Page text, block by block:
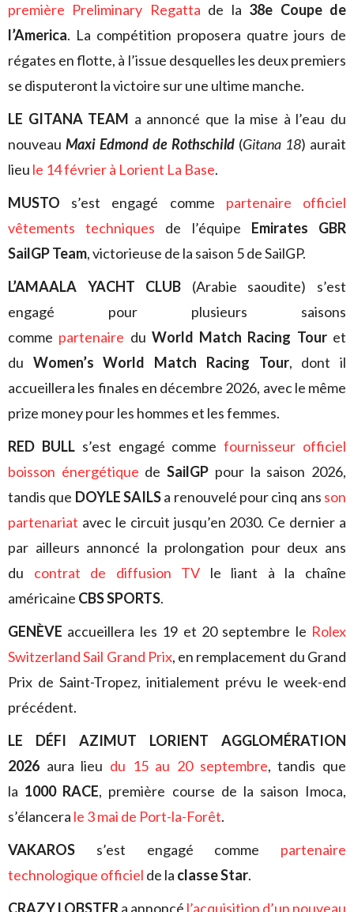
première Preliminary Regatta de la 38e Coupe de
l’America. La compétition proposera quatre jours de
régates en flotte, à l’issue desquelles les deux premiers
se disputeront la victoire sur une ultime manche.
LE GITANA TEAM a annoncé que la mise à l’eau du
nouveau Maxi Edmond de Rothschild (Gitana 18) aurait
lieu le 14 février à Lorient La Base.
MUSTO s’est engagé comme partenaire officiel
vêtements techniques de l’équipe Emirates GBR
SailGP Team, victorieuse de la saison 5 de SailGP.
L’AMAALA YACHT CLUB (Arabie saoudite)
s’est
engagé pour plusieurs saisons
comme partenaire du World Match Racing Touret
du Women’s World Match Racing Tour, dont il
accueillera les finales en décembre 2026, avec le même
prize money pour les hommes et les femmes.
RED BULLs’est engagé commefournisseur officiel
boisson énergétique deSailGP pour la saison 2026,
tandis que DOYLE SAILSa renouvelé pour cinq ans son
partenariat avec le circuit jusqu’en 2030. Ce dernier a
par ailleurs annoncé la prolongation pour deux ans
du contrat de diffusion TV le liant à la chaîne
américaine CBS SPORTS.
GENÈVE accueillera les 19 et 20 septembre le Rolex
Switzerland Sail Grand Prix, en remplacement du Grand
Prix de Saint-Tropez, initialement prévu le week-end
précédent.
LE DÉFI AZIMUT LORIENT AGGLOMÉRATION
2026 aura lieu du 15 au 20 septembre, tandis que
la 1000 RACE, première course de la saison Imoca,
s’élancera le 3 mai de Port-la-Forêt.
VAKAROS s’est engagé comme partenaire
technologique officiel de la classe Star.
CRAZY LOBSTER a annoncé l’acquisition d’un nouveau